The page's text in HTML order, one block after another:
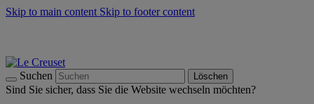
Skip to main content Skip to footer content
Suchen Löschen
Sind Sie sicher, dass Sie die Website wechseln möchten?